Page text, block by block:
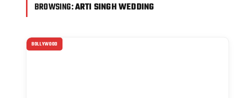
BROWSING:ARTI SINGH WEDDING
BOLLYWOOD